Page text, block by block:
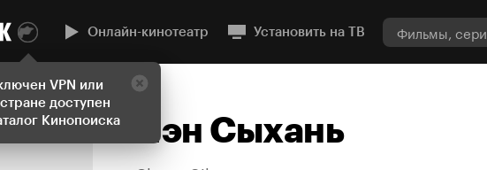
VPN или
доступен
Кинопоиска
Онлайн-кинотеатр Установить на ТВ
Чэн Сыхань